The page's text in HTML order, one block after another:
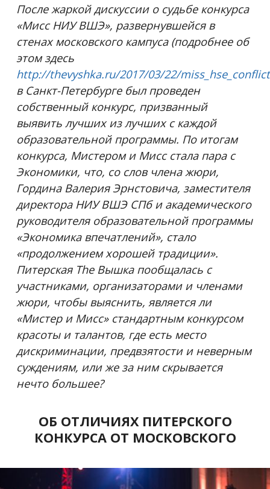
После жаркой дискуссии о судьбе конкурса
«Мисс НИУ ВШЭ», развернувшейся в
стенах московского кампуса (подробнее об
этом здесь
http://thevyshka.ru/2017/03/22/
в Санкт-Петербурге был проведен
собственный конкурс, призванный
выявить лучших из лучших с каждой
образовательной программы. По итогам
конкурса, Мистером и Мисс стала пара с
Экономики, что, со слов члена жюри,
Гордина Валерия Эрнстовича, заместителя
директора НИУ ВШЭ СПб и академического
руководителя образовательной программы
«Экономика впечатлений», стало
«продолжением хорошей традиции».
Питерская The Вышка пообщалась с
участниками, организаторами и членами
жюри, чтобы выяснить, является ли
«Мистер и Мисс» стандартным конкурсом
красоты и талантов, где есть место
дискриминации, предвзятости и неверным
суждениям, или же за ним скрывается
нечто большее?
ОБ ОТЛИЧИЯХ ПИТЕРСКОГО
КОНКУРСА ОТ МОСКОВСКОГО